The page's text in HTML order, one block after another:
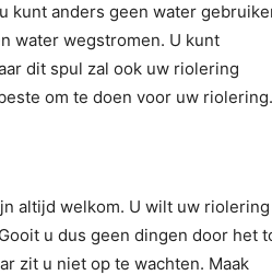
kunt anders geen water
water wegstromen. U kunt
dit spul zal ook uw riolering
om te doen voor uw riolering.
altijd welkom. U wilt uw riolering
u dus geen dingen door het
zit u niet op te wachten. Maak